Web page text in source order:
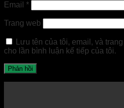
Email *
Trang web
Lưu tên của tôi, email, và
cho lần bình luận kế tiếp của tôi.